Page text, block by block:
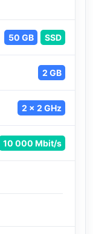
50 GB SSD
2 GB
2 x 2 GHz
10 000 Mbit/s